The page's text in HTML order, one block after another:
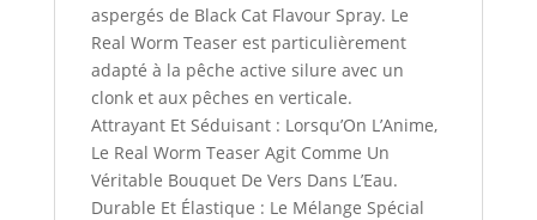
aspergés de Black Cat Flavour Spray. Le
Real Worm Teaser est particulièrement
adapté à la pêche active silure avec un
clonk et aux pêches en verticale.
Attrayant Et Séduisant : Lorsqu’On L’Anime,
Le Real Worm Teaser Agit Comme Un
Véritable Bouquet De Vers Dans L’Eau.
Durable Et Élastique : Le Mélange Spécial